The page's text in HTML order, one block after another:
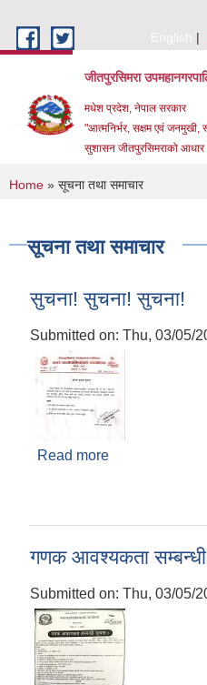
English
जीतपुरसिमरा
मधेश प्रदेश, नेपाल सरकार
"आत्मनिर्भर, सक्षम एवं जनमुखी,
सुशासन जीतपुरसिमराको
You are here
Home » सूचना तथा समाचार
सूचना तथा समाचार
सुचना! सुचना! सुचना!
Submitted on: Thu, 03/05/
Read more
गणक आवश्यकता
Submitted on: Thu, 03/05/